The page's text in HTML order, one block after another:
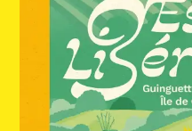
La Newsletter
Les dernières
patrimoine
dans votre boîte